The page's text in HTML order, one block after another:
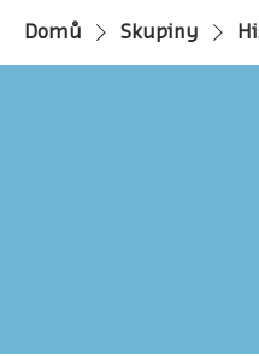
Domů Skupiny